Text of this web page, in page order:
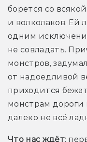
борется со
и волколаков. Ей
одним
не совладать.
монстров,
от надоедливой
приходится
монстрам дороги
далеко не всё
Что нас ждёт: